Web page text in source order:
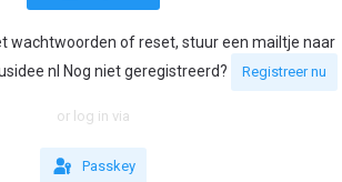
wachtwoorden of reset, stuur een mailtje naar
nl Nog niet geregistreerd?
Registreer nu
or log in via
Passkey